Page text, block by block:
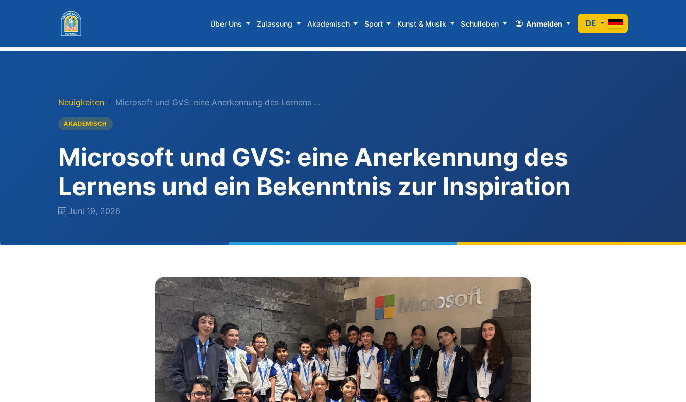
Über Uns Zulassung Akademisch Sport Kunst & Musik Schulleben Anmelden DE
Neuigkeiten Microsoft und GVS: eine Anerkennung des Lernens …
AKADEMISCH
Microsoft und GVS: eine Anerkennung des
Lernens und ein Bekenntnis zur Inspiration
Juni 19, 2026